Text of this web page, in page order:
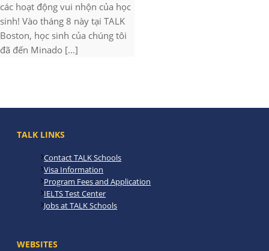
các hoạt động vui nhộn của học
sinh! Vào tháng 8 này tại TALK
Boston, học sinh của chúng tôi
đã đến Minado [...]
TALK LINKS
Contact TALK Schools
Visa Information
Program Fees and Application
IELTS Test Center
Jobs at TALK Schools
WEBSITES